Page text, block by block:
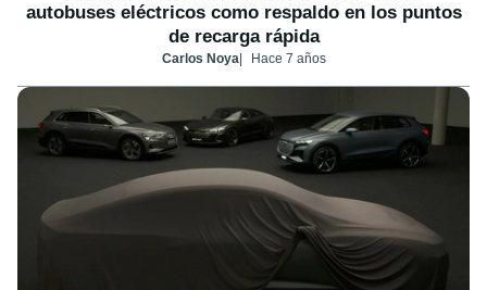
autobuses eléctricos como respaldo en los puntos
de recarga rápida
Carlos Noya Hace 7 años